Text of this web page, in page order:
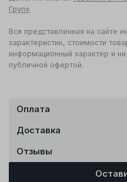
Груп».
Вся представленная на сайте
характеристик, стоимости
информационный характер и
публичной офертой.
Оплата
Доставка
Отзывы